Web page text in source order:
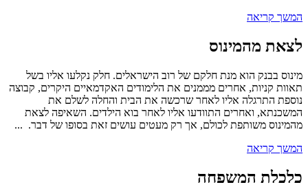
המשך קריאה
לצאת מהמינוס
מינוס בבנק הוא מנת חלקם של רוב הישראלים. חלק נקלעו אליו בשל
תאוות קניות, אחרים מממנים את הלימודים האקדמאיים היקרים, קבוצה
נוספת התרגלה אליו לאחר שרכשה את הבית והחלה לשלם את
המשכנתא, ואחרים התוודעו אליו לאחר בוא הילדים. השאיפה לצאת
מהמינוס משותפת לכולם, אך רק מעטים עושים זאת בסופו של דבר. ...
המשך קריאה
כלכלת המשפחה